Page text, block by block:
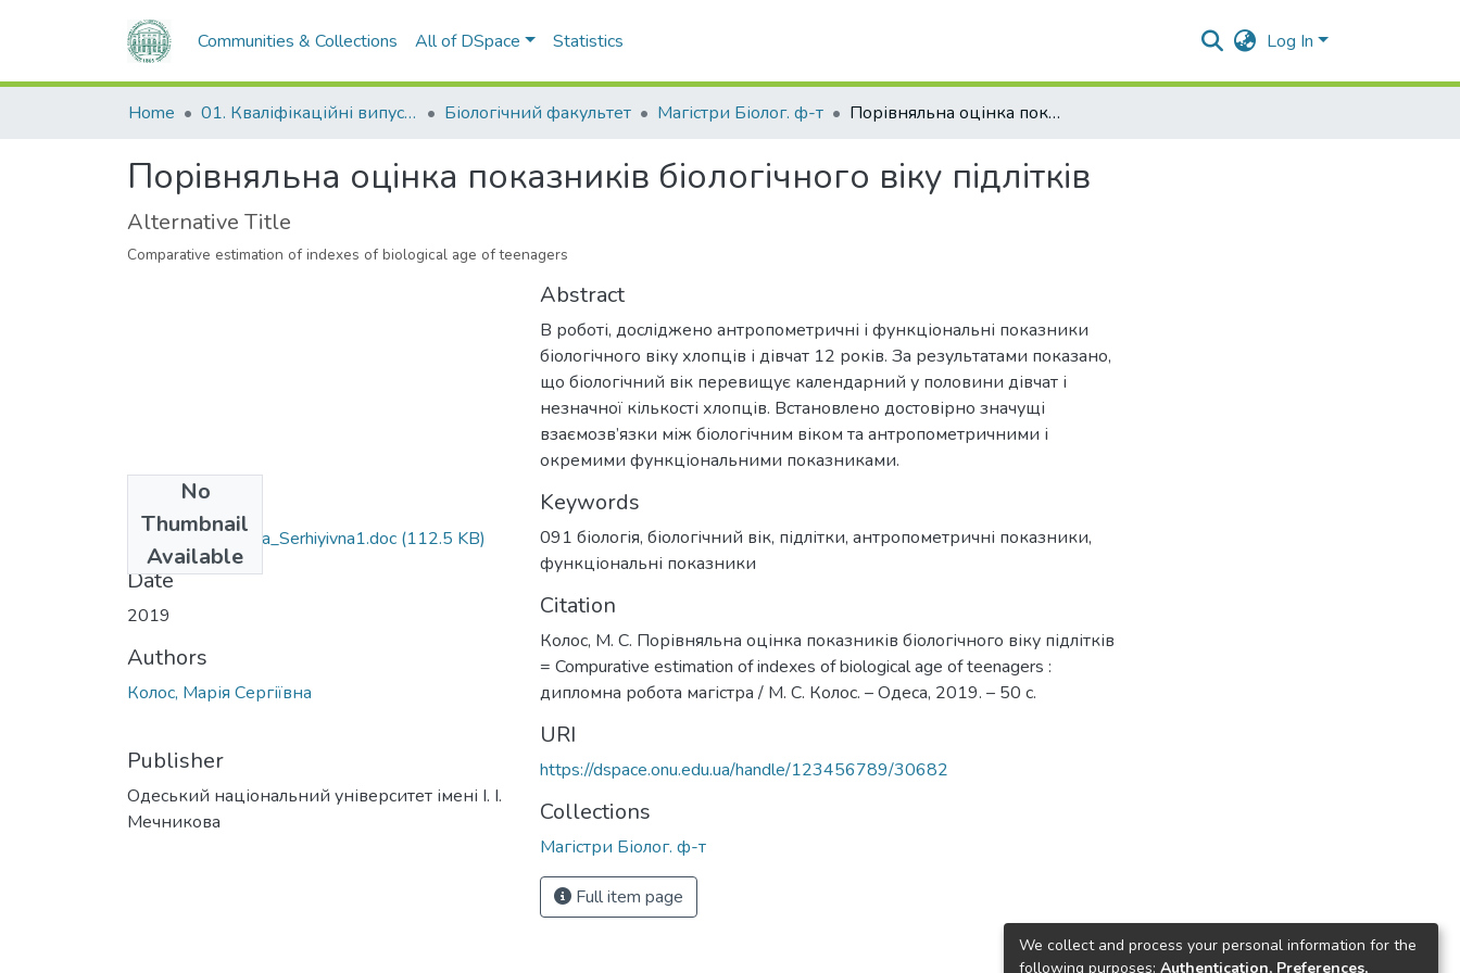
Communities & Collections All of DSpace Statistics Log In
Home 01. Кваліфікаційні випускні роботи здобувачів вищої освіти Біологічний факультет Магістри Біолог. ф-т Порівняльна оцінка показників біологічного віку підлітків
Порівняльна оцінка показників біологічного віку підлітків
Alternative Title
Comparative estimation of indexes of biological age of teenagers
No
Thumbnail
Available
091_Kolos_Mariya_Serhiyivna1.doc (112.5 KB)
Date
2019
Authors
Колос, Марія Сергіївна
Publisher
Одеський національний університет імені І. І.
Мечникова
Abstract
В роботі, досліджено антропометричні і функціональні показники
біологічного віку хлопців і дівчат 12 років. За результатами показано,
що біологічний вік перевищує календарний у половини дівчат і
незначної кількості хлопців. Встановлено достовірно значущі
взаємозв’язки між біологічним віком та антропометричними і
окремими функціональними показниками.
Keywords
091 біологія, біологічний вік, підлітки, антропометричні показники,
функціональні показники
Citation
Колос, М. С. Порівняльна оцінка показників біологічного віку підлітків
= Compurative estimation of indexes of biological age of teenagers :
дипломна робота магістра / М. С. Колос. – Одеса, 2019. – 50 с.
URI
https://dspace.onu.edu.ua/handle/123456789/30682
Collections
Магістри Біолог. ф-т
Full item page
We collect and process your personal information for the
following purposes: Authentication, Preferences,